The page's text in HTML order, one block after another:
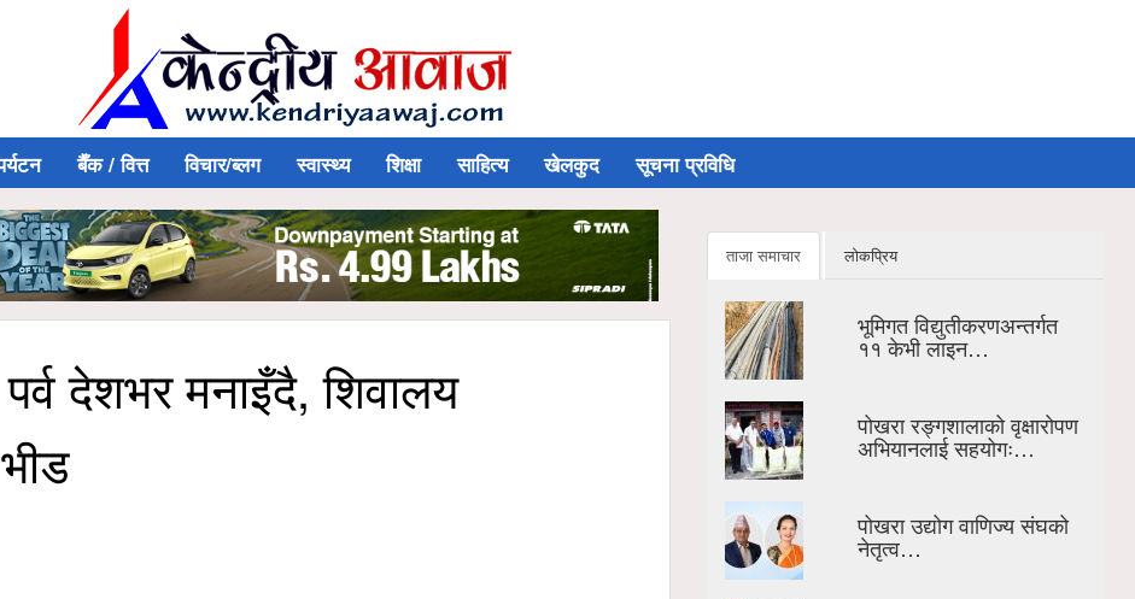
बैँक / वित्त विचार/ब्लग स्वास्थ्य शिक्षा साहित्य खेलकुद सूचना प्रविधि
देशभर मनाइँदै, शिवालय
ताजा समाचार लोकप्रिय
भूमिगत विद्युतीकरणअन्तर्गत
११ केभी लाइन…
पोखरा रङ्गशालाको वृक्षारोपण
अभियानलाई सहयोगः…
पोखरा उद्योग वाणिज्य संघको
नेतृत्व…